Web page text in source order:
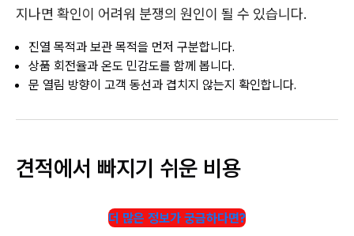
지나면 확인이 어려워 분쟁의 원인이 될 수 있습니다.
진열 목적과 보관 목적을 먼저 구분합니다.
상품 회전율과 온도 민감도를 함께 봅니다.
문 열림 방향이 고객 동선과 겹치지 않는지 확인합니다.
견적에서 빠지기 쉬운 비용
더 많은 정보가 궁금하다면?